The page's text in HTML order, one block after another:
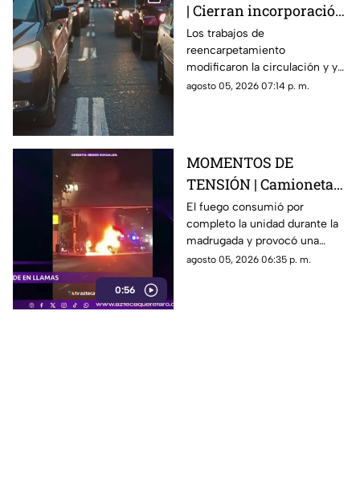
| Cierran incorporación
hacia la carretera 57;
esta es la zona afectada
Los trabajos de
reencarpetamiento
modificaron la circulación y ya
generan carga vehicular en el
agosto 05, 2026 07:14 p. m.
0:56
MOMENTOS DE
TENSIÓN | Camioneta
termina calcinada
sobre avenida
Constituyentes; así se
vivió el momento
El fuego consumió por
completo la unidad durante la
madrugada y provocó una
intensa movilización en una de
agosto 05, 2026 06:35 p. m.